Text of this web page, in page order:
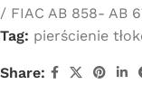
/ FIAC AB 858- AB
Tag: pierścienie
Share: